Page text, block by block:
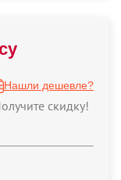
Нашли дешевле?
скидку!